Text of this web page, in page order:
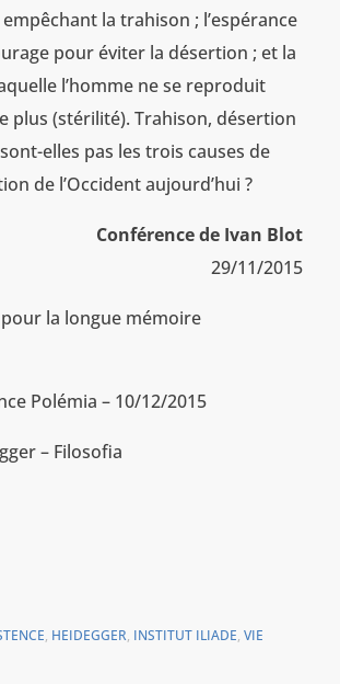
la trahison ; l’espérance
pour éviter la désertion ; et la
l’homme ne se reproduit
plus (stérilité). Trahison, désertion
elles pas les trois causes de
de l’Occident aujourd’hui ?
Conférence de Ivan Blot
29/11/2015
la longue mémoire
Polémia – 10/12/2015
– Filosofia
, HEIDEGGER, INSTITUT ILIADE, VIE